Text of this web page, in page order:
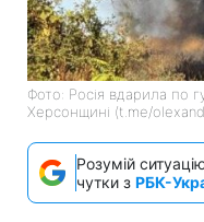
Фото: Росія вдарила по
Херсонщині (t.me/
Розумій
чутки з РБК-